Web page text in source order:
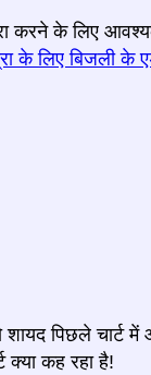
करने के लिए
के लिए बिजली के
पिछले चार्ट
कह रहा है!